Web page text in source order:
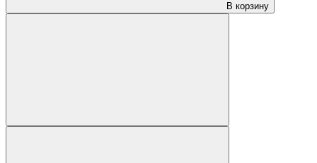
В корзину